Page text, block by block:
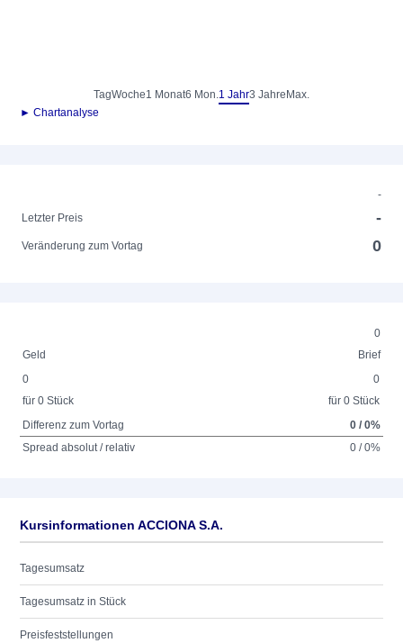
TagWoche1 Monat6 Mon.1 Jahr3 Jahre Max.
► Chartanalyse
-
Letzter Preis
-
Veränderung zum Vortag 0
0
Geld
Brief
0
für 0 Stück
0
für 0 Stück
Differenz zum Vortag
0 / 0%
Spread absolut / relativ
0 / 0%
Kursinformationen ACCIONA S.A.
Tagesumsatz
Tagesumsatz in Stück
Preisfeststellungen